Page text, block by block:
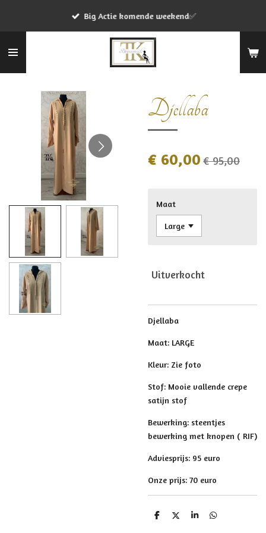
de
Big Actie komende weekend✅
Djellaba
€ 60,00 € 95,00
Maat
Uitverkocht
Djellaba
Maat: LARGE
Kleur: Zie foto
Stof: Mooie vallende crepe
satijn stof
Bewerking: steentjes
bewerking met knopen ( RIF)
Adviesprijs: 95 euro
Onze prijs: 70 euro
D
D
S
D